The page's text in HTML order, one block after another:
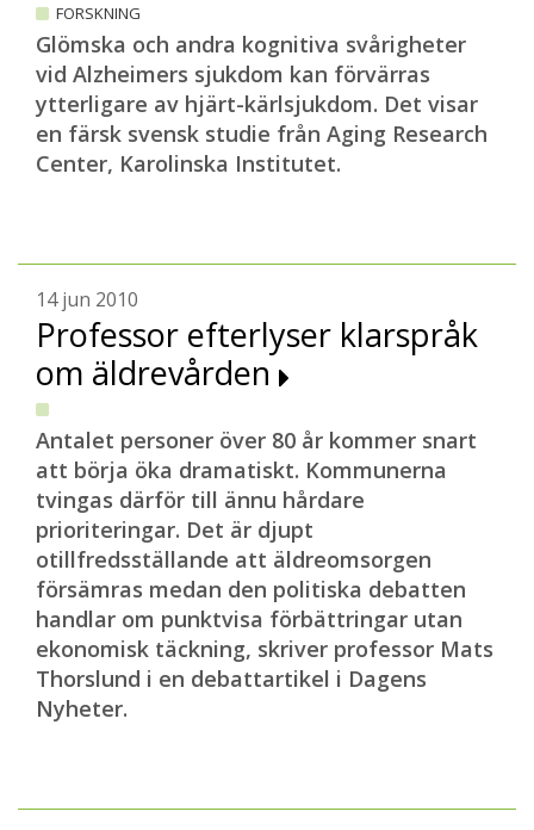
FORSKNING
Glömska och andra kognitiva svårigheter
vid Alzheimers sjukdom kan förvärras
ytterligare av hjärt-kärlsjukdom. Det visar
en färsk svensk studie från Aging Research
Center, Karolinska Institutet.
14 jun 2010
Professor efterlyser klarspråk
om äldrevården
Antalet personer över 80 år kommer snart
att börja öka dramatiskt. Kommunerna
tvingas därför till ännu hårdare
prioriteringar. Det är djupt
otillfredsställande att äldreomsorgen
försämras medan den politiska debatten
handlar om punktvisa förbättringar utan
ekonomisk täckning, skriver professor Mats
Thorslund i en debattartikel i Dagens
Nyheter.